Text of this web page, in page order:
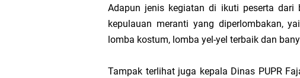
Adapun jenis kegiatan di ikuti peserta dari
kepulauan meranti yang diperlombakan,
lomba kostum, lomba yel-yel terbaik dan
Tampak terlihat juga kepala Dinas PUPR